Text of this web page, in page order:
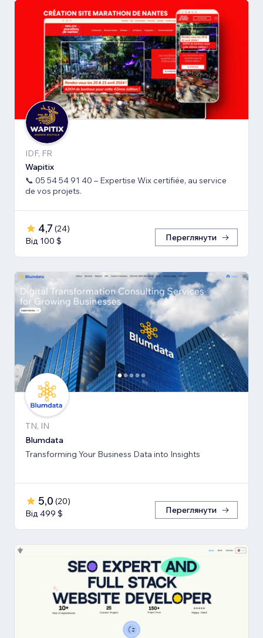
IDF, FR
Wapitix
📞 05 54 54 91 40 – Expertise Wix certifiée, au service
de vos projets.
4,7 (24)
Від 100 $
Переглянути
TN, IN
Blumdata
Transforming Your Business Data into Insights
5,0 (20)
Від 499 $
Переглянути